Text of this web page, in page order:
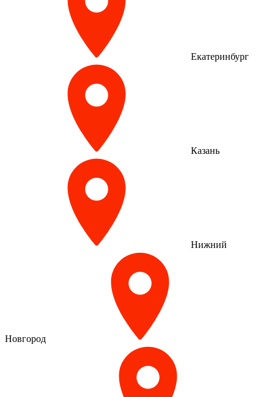
Екатеринбург
Казань
Нижний
Новгород